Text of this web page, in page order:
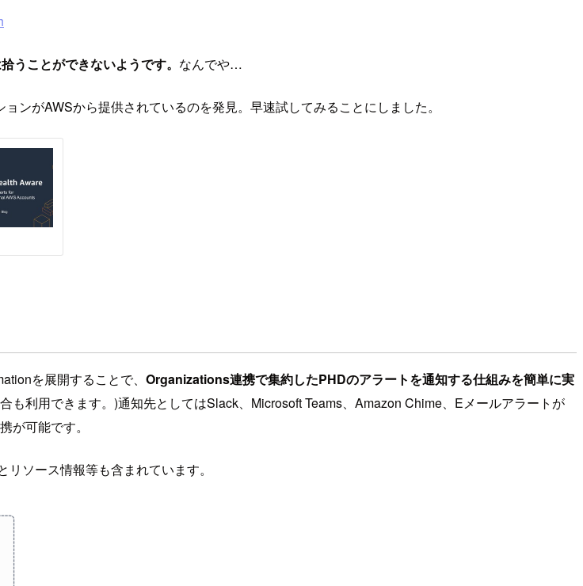
ことができないようです。 なんでや…
ンがAWSから提供されているのを発見。早速試してみることにしました。
を展開することで、 Organizations連携で集約したPHDのアラートを通知する仕組みを簡単に実
利用できます。)通知先としてはSlack、Microsoft Teams、Amazon Chime、Eメールアラートが
が可能です。
ソース情報等も含まれています。